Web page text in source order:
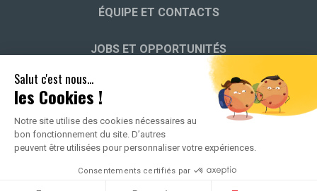
Salut c'est nous...
les Cookies !
Notre site utilise des cookies nécessaires au
bon fonctionnement du site. D’autres
peuvent être utilisées pour personnaliser votre expériences.
Consentements certifiés par
ÉQUIPE ET CONTACTS
JOBS ET OPPORTUNITÉS
HISTOIRE DES JEUNESSES MUSICALES
2026 ALL RIGHTS RESERVED - POLITIQUE DE CONFIDENTIALITÉ
MENTIONS LÉGALES